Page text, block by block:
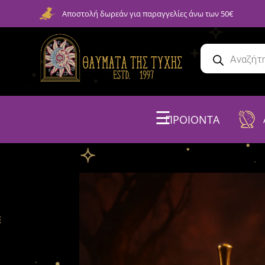
Αποστολή δωρεάν για παραγγελίες άνω των 50€
☰ΠΡΟΙΟΝΤΑ